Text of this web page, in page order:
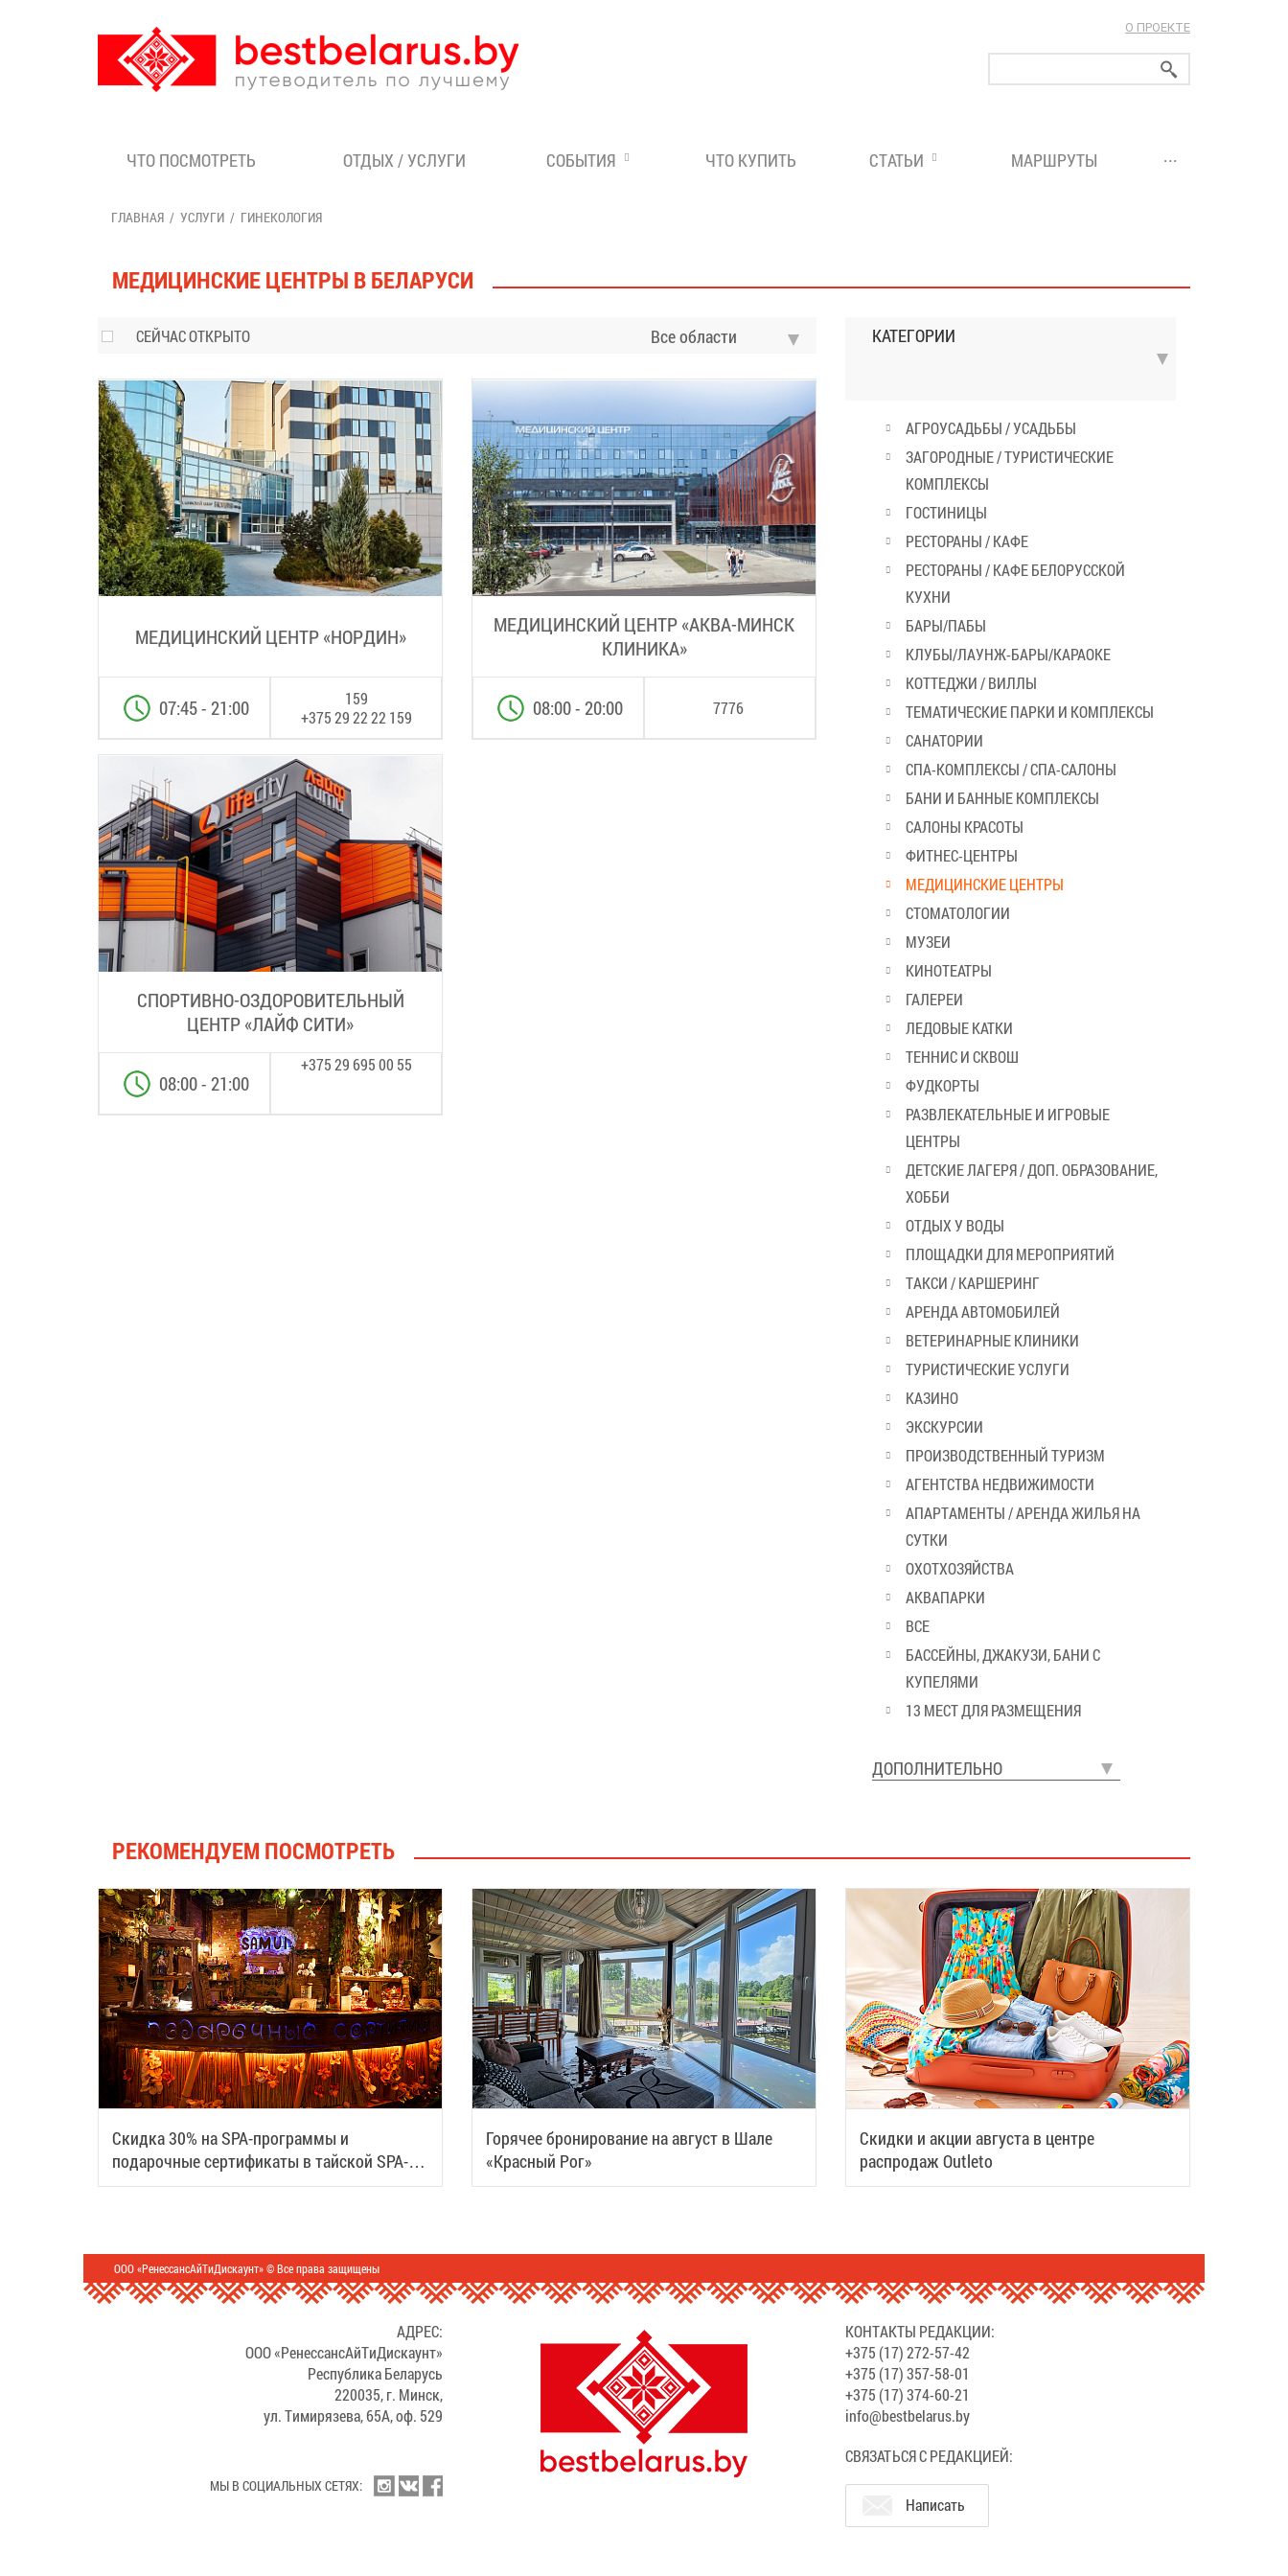
О ПРОЕКТЕ
ЧТО ПОСМОТРЕТЬ ОТДЫХ / УСЛУГИ СОБЫТИЯ ЧТО КУПИТЬ СТАТЬИ МАРШРУТЫ ...
ГЛАВНАЯ УСЛУГИ ГИНЕКОЛОГИЯ
МЕДИЦИНСКИЕ ЦЕНТРЫ В БЕЛАРУСИ
Все области
СЕЙЧАС ОТКРЫТО
МЕДИЦИНСКИЙ ЦЕНТР «НОРДИН»
159
+375 29 22 22 159
07:45 - 21:00
МЕДИЦИНСКИЙ ЦЕНТР «АКВА-МИНСК
КЛИНИКА»
7776
08:00 - 20:00
СПОРТИВНО-ОЗДОРОВИТЕЛЬНЫЙ
ЦЕНТР «ЛАЙФ СИТИ»
+375 29 695 00 55
08:00 - 21:00
КАТЕГОРИИ
АГРОУСАДЬБЫ / УСАДЬБЫ
ЗАГОРОДНЫЕ / ТУРИСТИЧЕСКИЕ
КОМПЛЕКСЫ
ГОСТИНИЦЫ
РЕСТОРАНЫ / КАФЕ
РЕСТОРАНЫ / КАФЕ БЕЛОРУССКОЙ
КУХНИ
БАРЫ/ПАБЫ
КЛУБЫ/ЛАУНЖ-БАРЫ/КАРАОКЕ
КОТТЕДЖИ / ВИЛЛЫ
ТЕМАТИЧЕСКИЕ ПАРКИ И КОМПЛЕКСЫ
САНАТОРИИ
СПА-КОМПЛЕКСЫ / СПА-САЛОНЫ
БАНИ И БАННЫЕ КОМПЛЕКСЫ
САЛОНЫ КРАСОТЫ
ФИТНЕС-ЦЕНТРЫ
МЕДИЦИНСКИЕ ЦЕНТРЫ
СТОМАТОЛОГИИ
МУЗЕИ
КИНОТЕАТРЫ
ГАЛЕРЕИ
ЛЕДОВЫЕ КАТКИ
ТЕННИС И СКВОШ
ФУДКОРТЫ
РАЗВЛЕКАТЕЛЬНЫЕ И ИГРОВЫЕ
ЦЕНТРЫ
ДЕТСКИЕ ЛАГЕРЯ / ДОП. ОБРАЗОВАНИЕ,
ХОББИ
ОТДЫХ У ВОДЫ
ПЛОЩАДКИ ДЛЯ МЕРОПРИЯТИЙ
ТАКСИ / КАРШЕРИНГ
АРЕНДА АВТОМОБИЛЕЙ
ВЕТЕРИНАРНЫЕ КЛИНИКИ
ТУРИСТИЧЕСКИЕ УСЛУГИ
КАЗИНО
ЭКСКУРСИИ
ПРОИЗВОДСТВЕННЫЙ ТУРИЗМ
АГЕНТСТВА НЕДВИЖИМОСТИ
АПАРТАМЕНТЫ / АРЕНДА ЖИЛЬЯ НА
СУТКИ
ОХОТХОЗЯЙСТВА
АКВАПАРКИ
ВСЕ
БАССЕЙНЫ, ДЖАКУЗИ, БАНИ С
КУПЕЛЯМИ
13 МЕСТ ДЛЯ РАЗМЕЩЕНИЯ
ДОПОЛНИТЕЛЬНО
РЕКОМЕНДУЕМ ПОСМОТРЕТЬ
Скидка 30% на SPA-программы и
подарочные сертификаты в тайской SPA-
деревне Samui
Горячее бронирование на август в Шале
«Красный Рог»
Скидки и акции августа в центре
распродаж Outleto
ООО «РенессансАйТиДискаунт» © Все права защищены
АДРЕС:
ООО «РенессансАйТиДискаунт»
Республика Беларусь
220035, г. Минск,
ул. Тимирязева, 65А, оф. 529
МЫ В СОЦИАЛЬНЫХ СЕТЯХ:
КОНТАКТЫ РЕДАКЦИИ:
+375 (17) 272-57-42
+375 (17) 357-58-01
+375 (17) 374-60-21
info@bestbelarus.by
СВЯЗАТЬСЯ С РЕДАКЦИЕЙ:
Написать